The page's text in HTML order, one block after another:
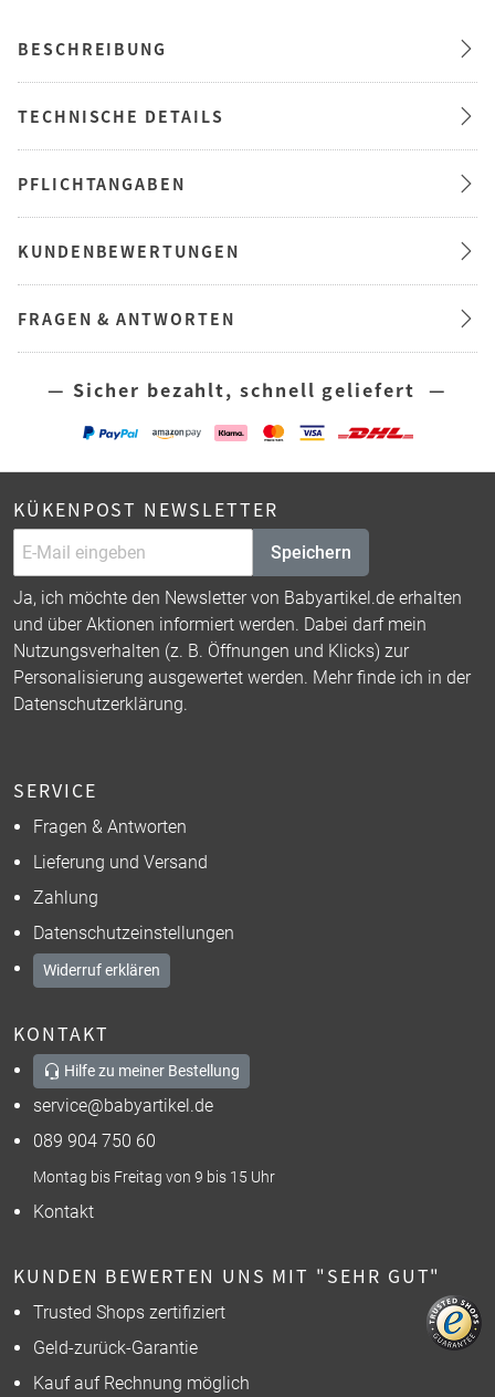
BESCHREIBUNG
TECHNISCHE DETAILS
PFLICHTANGABEN
KUNDENBEWERTUNGEN
FRAGEN & ANTWORTEN
— Sicher bezahlt, schnell geliefert —
KÜKENPOST NEWSLETTER
Speichern
Ja, ich möchte den Newsletter von Babyartikel.de erhalten
und über Aktionen informiert werden. Dabei darf mein
Nutzungsverhalten (z. B. Öffnungen und Klicks) zur
Personalisierung ausgewertet werden. Mehr finde ich in der
Datenschutzerklärung.
SERVICE
Fragen & Antworten
Lieferung und Versand
Zahlung
Datenschutzeinstellungen
Widerruf erklären
KONTAKT
Hilfe zu meiner Bestellung
service@babyartikel.de
089 904 750 60
Montag bis Freitag von 9 bis 15 Uhr
Kontakt
KUNDEN BEWERTEN UNS MIT "SEHR GUT"
Trusted Shops zertifiziert
Geld-zurück-Garantie
Kauf auf Rechnung möglich